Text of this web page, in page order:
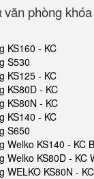
văn phòng
KS160 - KC
S530
KS125 - KC
KS80D - KC
KS80N - KC
KS140 - KC
S650
Welko KS140 - KC
Welko KS80D - KC
WELKO KS80N -